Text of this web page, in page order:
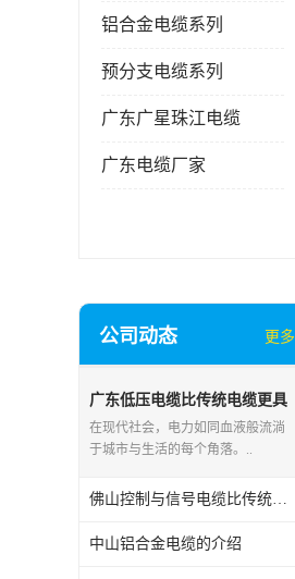
铝合金电缆系列
预分支电缆系列
广东广星珠江电缆
广东电缆厂家
公司动态 更多
广东低压电缆比传统电缆更具
优势
在现代社会，电力如同血液般流淌
于城市与生活的每个角落。..
佛山控制与信号电缆比传统电缆更具优势
中山铝合金电缆的介绍